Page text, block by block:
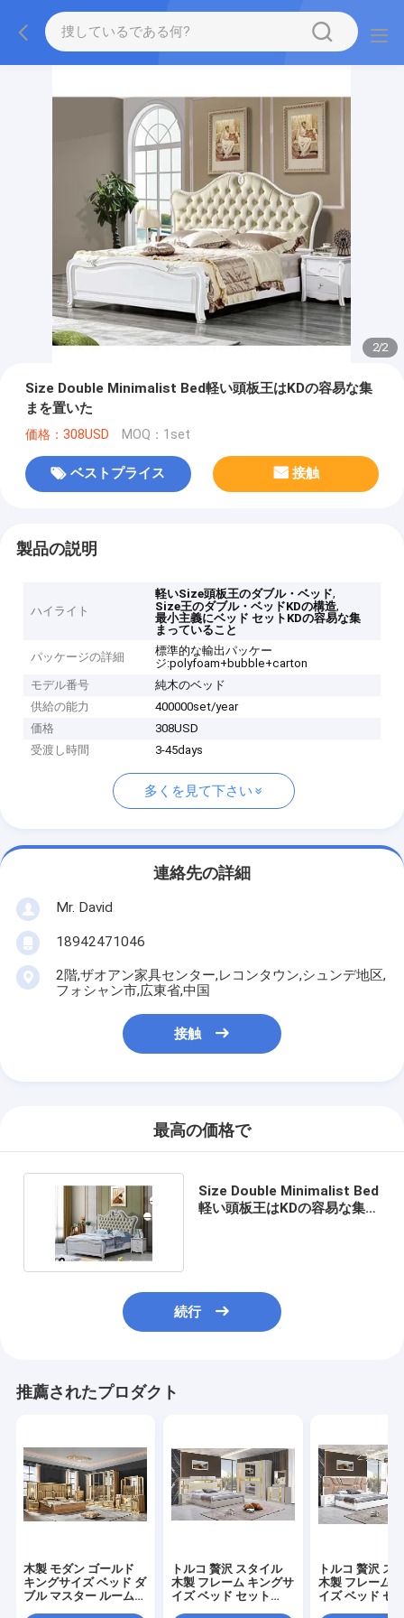
2/2
Size Double Minimalist Bed軽い頭板王はKDの容易な集
まを置いた
価格：308USD MOQ：1set
ベストプライス 接触
製品の説明
ハイライト
軽いSize頭板王のダブル・ベッド,
Size王のダブル・ベッドKDの構造,
最小主義にベッド セットKDの容易な集
まっていること
パッケージの詳細
標準的な輸出パッケー
ジ:polyfoam+bubble+carton
モデル番号
純木のベッド
供給の能力
400000set/year
価格
308USD
受渡し時間
3-45days
多くを見て下さい
連絡先の詳細
Mr. David
18942471046
2階,ザオアン家具センター,レコンタウン,シュンデ地区,
フォシャン市,広東省,中国
接触
最高の価格で
Size Double Minimalist Bed
軽い頭板王はKDの容易な集ま
続行
推薦されたプロダクト
木製 モダン ゴールド
キングサイズ ベッド ダ
ブル マスター ルーム
トルコ 贅沢 スタイル
木製 フレーム キングサ
イズ ベッド セット
トルコ 贅沢 ス
木製 フレーム
イズ ベッド セ